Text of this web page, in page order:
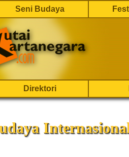
Seni Budaya
Direktori